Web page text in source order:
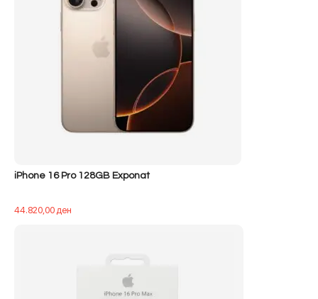
iPhone 16 Pro 128GB Exponat
44.820,00ден